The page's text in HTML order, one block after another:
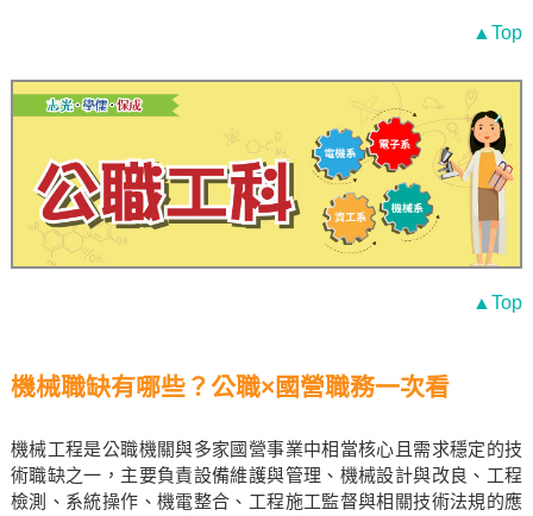
▲Top
▲Top
機械職缺有哪些？公職×國營職務一次看
機械工程是公職機關與多家國營事業中相當核心且需求穩定的技
術職缺之一，主要負責設備維護與管理、機械設計與改良、工程
檢測、系統操作、機電整合、工程施工監督與相關技術法規的應